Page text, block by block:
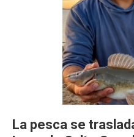
La pesca se